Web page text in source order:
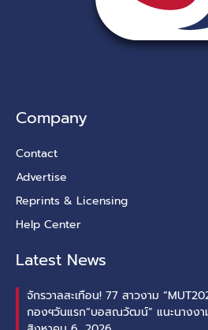
Company
Contact
Advertise
Reprints & Licensing
Help Center
Latest News
จักรวาลสะเทือน! 77 สาวงาม
กองฯวันแรก“บอสณวัฒน์” แนะนางง